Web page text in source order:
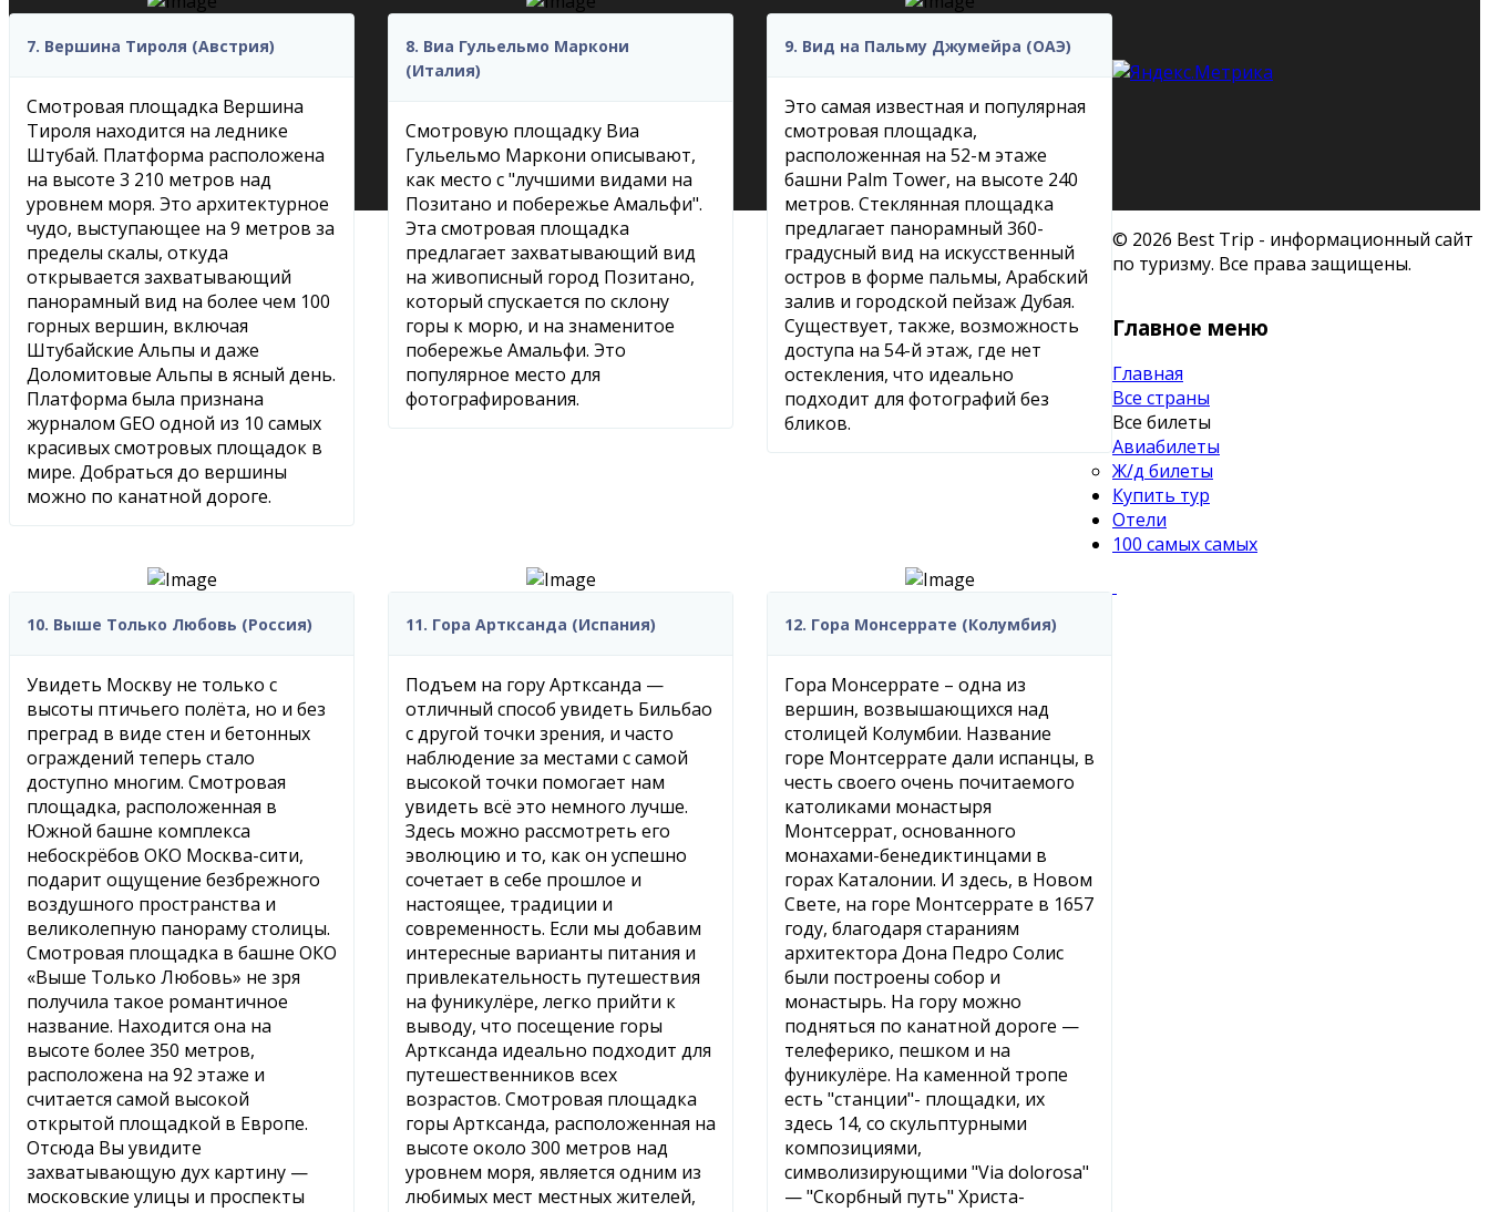
7. Вершина Тироля (Австрия)
Смотровая площадка Вершина
Тироля находится на леднике
Штубай. Платформа расположена
на высоте 3 210 метров над
уровнем моря. Это архитектурное
чудо, выступающее на 9 метров за
пределы скалы, откуда
открывается захватывающий
панорамный вид на более чем 100
горных вершин, включая
Штубайские Альпы и даже
Доломитовые Альпы в ясный день.
Платформа была признана
журналом GEO одной из 10 самых
красивых смотровых площадок в
мире. Добраться до вершины
можно по канатной дороге.
8. Виа Гульельмо Маркони
(Италия)
Смотровую площадку Виа
Гульельмо Маркони описывают,
как место с "лучшими видами на
Позитано и побережье Амальфи".
Эта смотровая площадка
предлагает захватывающий вид
на живописный город Позитано,
который спускается по склону
горы к морю, и на знаменитое
побережье Амальфи. Это
популярное место для
фотографирования.
9. Вид на Пальму Джумейра (ОАЭ)
Это самая известная и популярная
смотровая площадка,
расположенная на 52-м этаже
башни Palm Tower, на высоте 240
метров. Стеклянная площадка
предлагает панорамный 360-
градусный вид на искусственный
остров в форме пальмы, Арабский
залив и городской пейзаж Дубая.
Существует, также, возможность
доступа на 54-й этаж, где нет
остекления, что идеально
подходит для фотографий без
бликов.
10. Выше Только Любовь (Россия)
Увидеть Москву не только с
высоты птичьего полёта, но и без
преград в виде стен и бетонных
ограждений теперь стало
доступно многим. Смотровая
площадка, расположенная в
Южной башне комплекса
небоскрёбов ОКО Москва-сити,
подарит ощущение безбрежного
воздушного пространства и
великолепную панораму столицы.
Смотровая площадка в башне ОКО
«Выше Только Любовь» не зря
получила такое романтичное
название. Находится она на
высоте более 350 метров,
расположена на 92 этаже и
считается самой высокой
открытой площадкой в Европе.
Отсюда Вы увидите
захватывающую дух картину —
московские улицы и проспекты
11. Гора Артксанда (Испания)
Подъем на гору Артксанда —
отличный способ увидеть Бильбао
с другой точки зрения, и часто
наблюдение за местами с самой
высокой точки помогает нам
увидеть всё это немного лучше.
Здесь можно рассмотреть его
эволюцию и то, как он успешно
сочетает в себе прошлое и
настоящее, традиции и
современность. Если мы добавим
интересные варианты питания и
привлекательность путешествия
на фуникулёре, легко прийти к
выводу, что посещение горы
Артксанда идеально подходит для
путешественников всех
возрастов. Смотровая площадка
горы Артксанда, расположенная на
высоте около 300 метров над
уровнем моря, является одним из
любимых мест местных жителей,
12. Гора Монсеррате (Колумбия)
Гора Монсеррате – одна из
вершин, возвышающихся над
столицей Колумбии. Название
горе Монтсеррате дали испанцы, в
честь своего очень почитаемого
католиками монастыря
Монтсеррат, основанного
монахами-бенедиктинцами в
горах Каталонии. И здесь, в Новом
Свете, на горе Монтсеррате в 1657
году, благодаря стараниям
архитектора Дона Педро Солис
были построены собор и
монастырь. На гору можно
подняться по канатной дороге —
телеферико, пешком и на
фуникулёре. На каменной тропе
есть "станции"- площадки, их
здесь 14, со скульптурными
композициями,
символизирующими "Via dolorosa"
— "Скорбный путь" Христа-
© 2026 Best Trip - информационный сайт
по туризму. Все права защищены.
Главное меню
Главная
Все страны
Все билеты
Авиабилеты
Ж/д билеты
Купить тур
Отели
100 самых самых